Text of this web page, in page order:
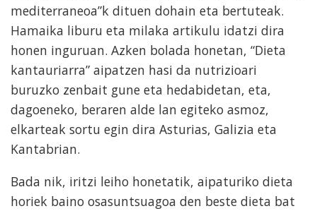
mediterraneoa”k dituen dohain eta bertuteak.
Hamaika liburu eta milaka artikulu idatzi dira
honen inguruan. Azken bolada honetan, “Dieta
kantauriarra” aipatzen hasi da nutrizioari
buruzko zenbait gune eta hedabidetan, eta,
dagoeneko, beraren alde lan egiteko asmoz,
elkarteak sortu egin dira Asturias, Galizia eta
Kantabrian.
Bada nik, iritzi leiho honetatik, aipaturiko dieta
horiek baino osasuntsuagoa den beste dieta bat